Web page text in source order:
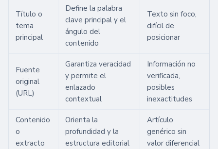
Título o
tema
principal
Define la palabra
clave principal y el
ángulo del
contenido
Texto sin foco,
difícil de
posicionar
Fuente
original
(URL)
Garantiza veracidad
y permite el
enlazado
contextual
Información no
verificada,
posibles
inexactitudes
Contenido
o
extracto
Orienta la
profundidad y la
estructura editorial
Artículo
genérico sin
valor diferencial